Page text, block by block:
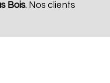
Bois. Nos clients